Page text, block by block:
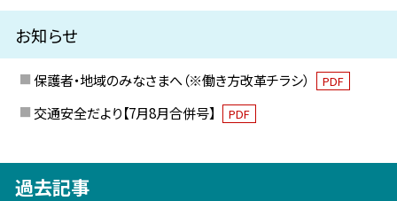
お知らせ
保護者・地域のみなさまへ（※働き方改革チラシ） PDF
交通安全だより【7月8月合併号】 PDF
過去記事